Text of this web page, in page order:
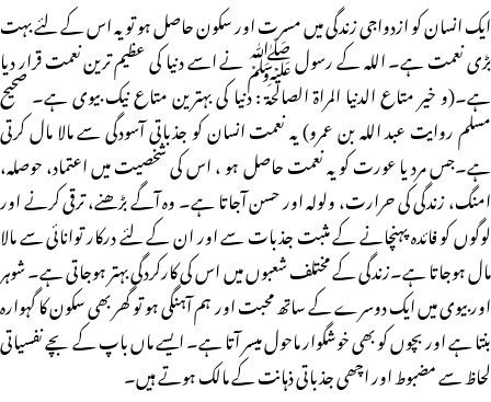
ایک انسان کو ازدواجی زندگی میں مسرت اور سکون حاصل ہو تو یہ اس کے لئے بہت
بڑی نعمت ہے۔ اللہ کے رسول ﷺ نے اسے دنیا کی عظیم ترین نعمت قرار دیا
ہے۔(و خیر متاع الدنیا المراۃ الصالحۃ : دنیا کی بہترین متاع نیک بیوی ہے۔ صحیح
مسلم روایت عبد اللہ بن عمرو) یہ نعمت انسان کو جذباتی آسودگی سے مالا مال کرتی
ہے۔جس مرد یا عورت کو یہ نعمت حاصل ہو ، اس کی شخصیت میں اعتماد، حوصلہ،
امنگ، زندگی کی حرارت، ولولہ اور حسن آجاتا ہے۔ وہ آگے بڑھنے، ترقی کرنے اور
لوگوں کو فائدہ پہنچانے کے مثبت جذبات سے اور ان کے لئے درکار توانائی سے مالا
مال ہوجاتا ہے۔زندگی کے مختلف شعبوں میں اس کی کارکردگی بہتر ہوجاتی ہے۔ شوہر
اور بیوی میں ایک دوسرے کے ساتھ محبت اور ہم آہنگی ہو تو گھر بھی سکون کا گہوارہ
بنتا ہے اور بچوں کو بھی خوشگوار ماحول میسر آتا ہے۔ ایسے ماں باپ کے بچے نفسیاتی
لحاظ سے مضبوط اور اچھی جذباتی ذہانت کے مالک ہوتے ہیں۔